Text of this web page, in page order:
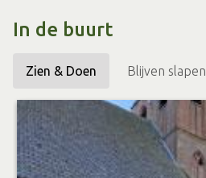
In de buurt
Zien & Doen Blijven slapen